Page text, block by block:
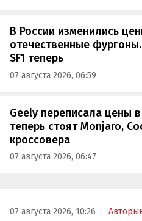
В России изменились
отечественные
SF1 теперь
07 августа 2026, 06:59
Geely переписала цены
теперь стоят Monjaro,
кроссовера
07 августа 2026, 06:47
07 августа 2026, 10:26